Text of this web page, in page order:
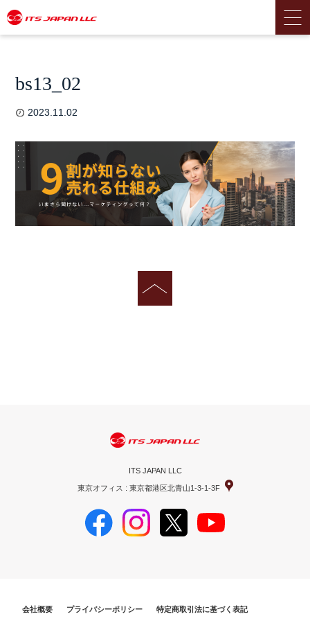
bs13_02
2023.11.02
ITS JAPAN LLC
東京オフィス : 東京都港区北青山1-3-1-3F
会社概要 プライバシーポリシー 特定商取引法に基づく表記